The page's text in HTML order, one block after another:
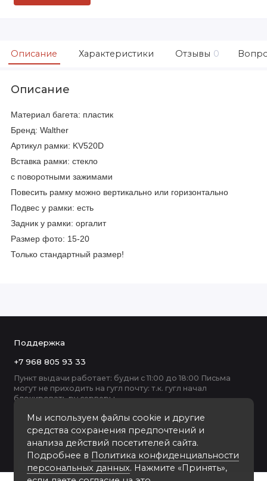
Описание Характеристики Отзывы 0
Описание
Материал багета: пластик
Бренд: Walther
Артикул рамки: KV520D
Вставка рамки: стекло
с поворотными зажимами
Повесить рамку можно вертикально или горизонтально
Подвес у рамки: есть
Задник у рамки: оргалит
Размер фото: 15-20
Только стандартный размер!
Мы используем файлы cookie и другие
средства сохранения предпочтений и
анализа действий посетителей сайта.
Подробнее в Политика конфиденциальности
персональных данных. Нажмите «Принять»,
Поддержка
+7 968 805 93 33
Пункт выдачи работает: будни с 11:00 до 18:00 Письма
могут не приходить на гугл почту: т.к. гугл начал
блокировать ру серверы